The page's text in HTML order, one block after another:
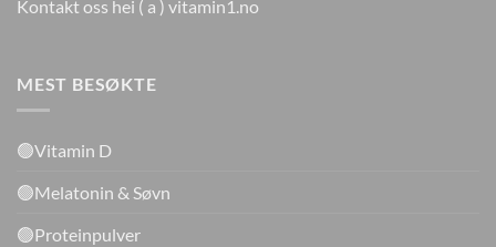
Kontakt oss hei ( a ) vitamin1.no
MEST BESØKTE
🟢Vitamin D
🟢Melatonin & Søvn
🟢Proteinpulver